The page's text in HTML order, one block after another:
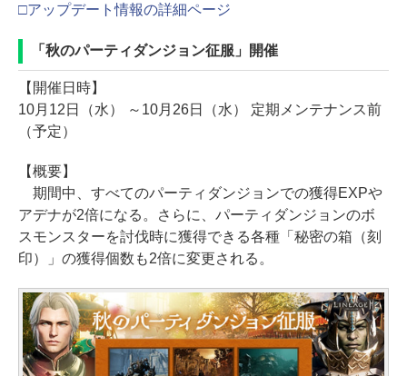
□アップデート情報の詳細ページ
「秋のパーティダンジョン征服」開催
【開催日時】
10月12日（水） ～10月26日（水） 定期メンテナンス前
（予定）
【概要】
期間中、すべてのパーティダンジョンでの獲得EXPや
アデナが2倍になる。さらに、パーティダンジョンのボ
スモンスターを討伐時に獲得できる各種「秘密の箱（刻
印）」の獲得個数も2倍に変更される。